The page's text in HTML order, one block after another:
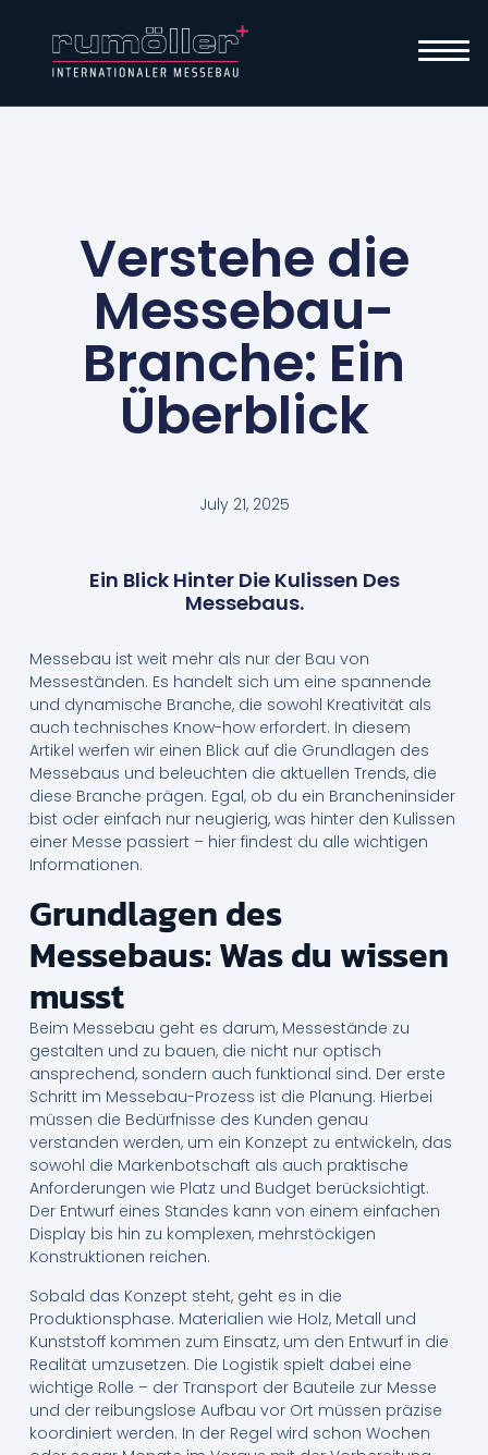
Verstehe die
Messebau-
Branche: Ein
Überblick
July 21, 2025
Ein Blick Hinter Die Kulissen Des
Messebaus.
Messebau ist weit mehr als nur der Bau von
Messeständen. Es handelt sich um eine spannende
und dynamische Branche, die sowohl Kreativität als
auch technisches Know-how erfordert. In diesem
Artikel werfen wir einen Blick auf die Grundlagen des
Messebaus und beleuchten die aktuellen Trends, die
diese Branche prägen. Egal, ob du ein Brancheninsider
bist oder einfach nur neugierig, was hinter den Kulissen
einer Messe passiert – hier findest du alle wichtigen
Informationen.
Grundlagen des
Messebaus: Was du wissen
musst
Beim Messebau geht es darum, Messestände zu
gestalten und zu bauen, die nicht nur optisch
ansprechend, sondern auch funktional sind. Der erste
Schritt im Messebau-Prozess ist die Planung. Hierbei
müssen die Bedürfnisse des Kunden genau
verstanden werden, um ein Konzept zu entwickeln, das
sowohl die Markenbotschaft als auch praktische
Anforderungen wie Platz und Budget berücksichtigt.
Der Entwurf eines Standes kann von einem einfachen
Display bis hin zu komplexen, mehrstöckigen
Konstruktionen reichen.
Sobald das Konzept steht, geht es in die
Produktionsphase. Materialien wie Holz, Metall und
Kunststoff kommen zum Einsatz, um den Entwurf in die
Realität umzusetzen. Die Logistik spielt dabei eine
wichtige Rolle – der Transport der Bauteile zur Messe
und der reibungslose Aufbau vor Ort müssen präzise
koordiniert werden. In der Regel wird schon Wochen